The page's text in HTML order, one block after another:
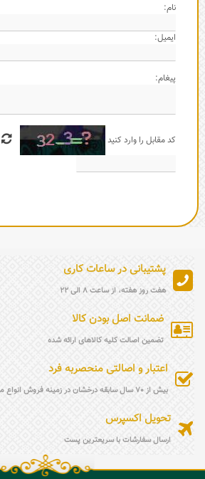
نام:
ایمیل:
پیغام:
کد مقابل را وارد کنید
پشتیبانی در ساعات کاری
هفت روز هفته، از ساعت 8 الی 22
ضمانت اصل بودن کالا
تضمین اصالت کلیه کالاهای ارائه شده
اعتبار و اصالتی منحصربه فرد
بیش از 70 سال سابقه درخشان در زمینه فروش انواع محصولات
تحویل اکسپرس
ارسال سفارشات با سریعترین پست